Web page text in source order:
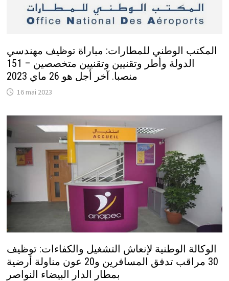
المكتب الوطني للمطارات: مباراة توظيف مهندسي
الدولة وأطر وتقنيين وتقنيين متخصصين – 151
منصبا. آخر أجل هو 26 ماي 2023
16 mai 2023
الوكالة الوطنية لإنعاش التشغيل والكفاءات: توظيف
30 مراقب تدفق المسافرين و20 عون مناولة أرضية
بمطار الدار البيضاء النواصر